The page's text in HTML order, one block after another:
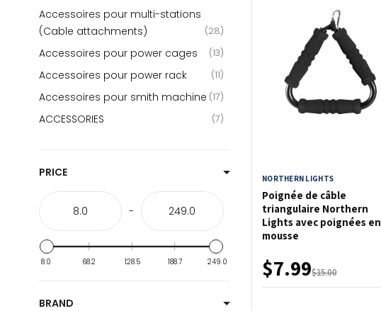
Accessoires pour multi-stations
(Cable attachments)
28
Accessoires pour power cages 13
Accessoires pour power rack 11
Accessoires pour smith machine 17
ACCESSORIES 7
COMMERCIAUX
Déstockage Exceptionnel
d’Appareils Cardio, Machines
Musculation et Accessoires
21
d'entrainemnt et accessoires de
PRICE
-
8.0 68.2 128.5 188.7 249.0
BRAND
NORTHERN LIGHTS
Poignée de câble
triangulaire Northern
Lights avec poignées en
mousse
$15.00
$7.99